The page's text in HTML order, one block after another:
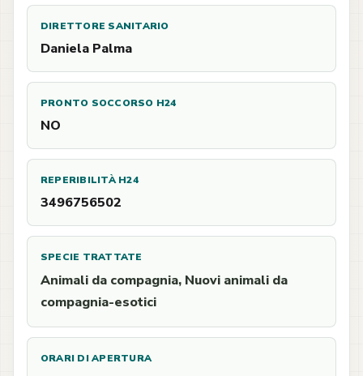
DIRETTORE SANITARIO
Daniela Palma
PRONTO SOCCORSO H24
NO
REPERIBILITÀ H24
3496756502
SPECIE TRATTATE
Animali da compagnia, Nuovi animali da
compagnia-esotici
ORARI DI APERTURA